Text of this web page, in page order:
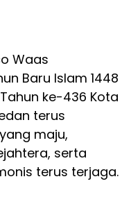
Waas
Baru Islam 1448
ke-436 Kota
terus
maju,
serta
terus terjaga.